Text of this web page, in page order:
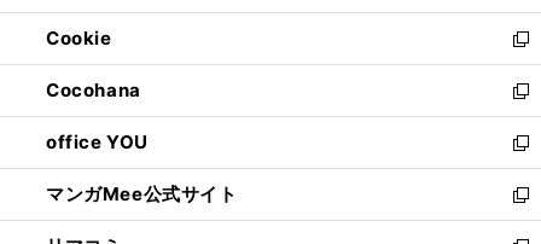
開
く
ウ
で
開
く
ン
ド
ウ
で
開
く
ウ
ィ
ン
ド
ウ
で
開
く
Cookie
新
し
い
ウ
ィ
ン
ド
ウ
Cocohana
新
し
い
ウ
ィ
ン
office YOU
新
し
い
ウ
マンガMee公式サイト
新
し